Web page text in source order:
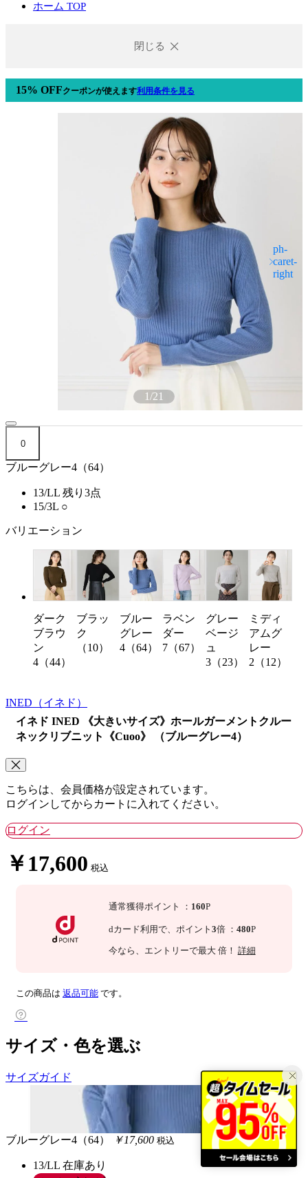
ホーム TOP
閉じる
15% OFFクーポンが使えます利用条件を見る
1/21
0
ブルーグレー4（64）
13/LL 残り3点
15/3L ○
バリエーション
ダーク
ブラウ
ン
4（44）
ブラッ
ク
（10）
ブルー
グレー
4（64）
ラベン
ダー
7（67）
グレー
ベージ
ュ
3（23）
ミディ
アムグ
レー
2（12）
INED （イネド）
イネド INED 《大きいサイズ》ホールガーメントクルー
ネックリブニット《Cuoo》 （ブルーグレー4）
こちらは、会員価格が設定されています。
ログインしてからカートに入れてください。
ログイン
￥17,600 税込
通常獲得ポイント ： 160P
dカード利用で、 ポイント 3倍 ： 480P
今なら 、エントリーで最大 倍！ 詳細
この商品は 返品可能 です。
サイズ・色を選ぶ
サイズガイド
ブルーグレー4（64） ￥17,600 税込
13/LL 在庫あり